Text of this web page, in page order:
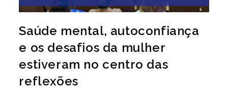
Saúde mental, autoconfiança
e os desafios da mulher
estiveram no centro das
reflexões